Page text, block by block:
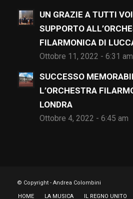
UN GRAZIE A TUTTI
SUPPORTO
FILARMONICA DI
Ottobre 11, 2022 - 6:31 am
SUCCESSO
L’ORCHESTRA
LONDRA
Ottobre 4, 2022 - 6:45 am
© Copyright - Andrea Colombini
HOME LA MUSICA IL REGNO UNITO